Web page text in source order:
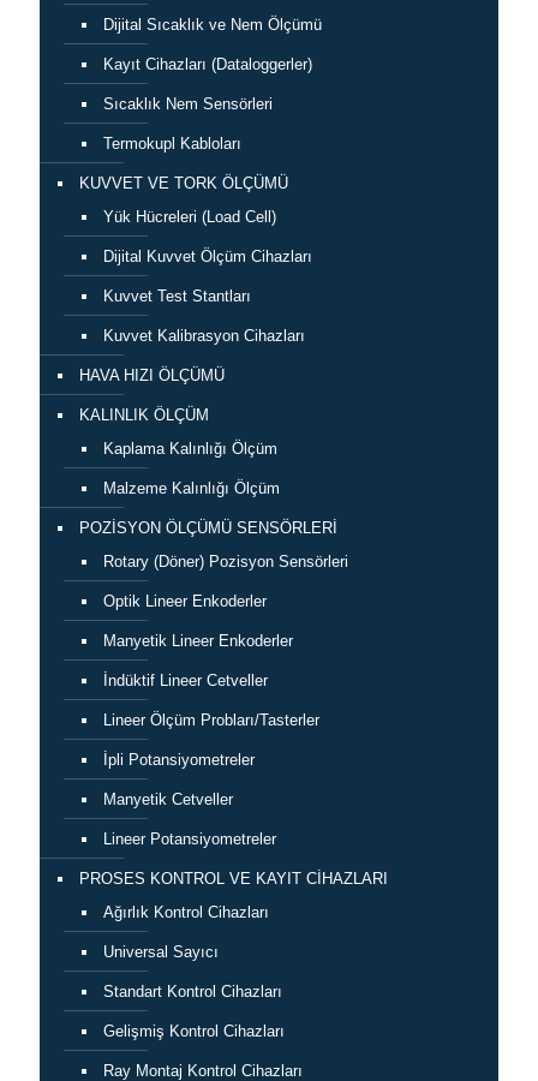
Dijital Sıcaklık ve Nem Ölçümü
Kayıt Cihazları (Dataloggerler)
Sıcaklık Nem Sensörleri
Termokupl Kabloları
KUVVET VE TORK ÖLÇÜMÜ
Yük Hücreleri (Load Cell)
Dijital Kuvvet Ölçüm Cihazları
Kuvvet Test Stantları
Kuvvet Kalibrasyon Cihazları
HAVA HIZI ÖLÇÜMÜ
KALINLIK ÖLÇÜM
Kaplama Kalınlığı Ölçüm
Malzeme Kalınlığı Ölçüm
POZİSYON ÖLÇÜMÜ SENSÖRLERİ
Rotary (Döner) Pozisyon Sensörleri
Optik Lineer Enkoderler
Manyetik Lineer Enkoderler
İndüktif Lineer Cetveller
Lineer Ölçüm Probları/Tasterler
İpli Potansiyometreler
Manyetik Cetveller
Lineer Potansiyometreler
PROSES KONTROL VE KAYIT CİHAZLARI
Ağırlık Kontrol Cihazları
Universal Sayıcı
Standart Kontrol Cihazları
Gelişmiş Kontrol Cihazları
Ray Montaj Kontrol Cihazları